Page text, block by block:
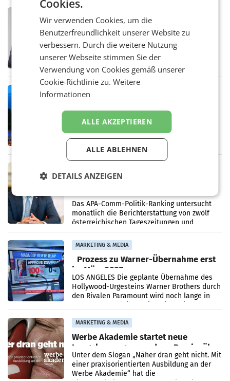
ORF III: Peter Schöber abberufen und
beurlaubt
WIEN ORF-III-Co-Geschäftsführer Peter
Schöber ist wegen Compliance-Vorwürfen
abberufen und beurlaubt worden. Der ORF
bestätigte gegenüber der APA entsprechende
Medienberichte.
Jahren Grafenegg Festival und Peter
Simonischek
Am Sonntag, dem 9. August 2026, begleitet
Lillian Moschen das Publikum ab 9.05 Uhr
durch die ORF-„Kulturmatinee“. Die Sendung
startet mit der Dokumentation „20 Jahre
Grafenegg
APA-Comm-Ranking: Christian
im Juli
Das APA-Comm-Politik-Ranking untersucht
monatlich die Berichterstattung von zwölf
österreichischen Tageszeitungen und
analysiert, welche Politikerinnen und
Politiker Österreichs die
MARKETING & MEDIA
Prozess zu Warner-Übernahme erst
im März 2027
LOS ANGELES Die geplante Übernahme des
Hollywood-Urgesteins Warner Brothers durch
den Rivalen Paramount wird noch lange in
MARKETING & MEDIA
Werbe Akademie startet neue
Imagekampagne rund um Praxisnähe
Unter dem Slogan „Näher dran geht nicht. Mit
einer praxisorientierten Ausbildung an der
Werbe Akademie“ hat die
Cookies.
Wir verwenden Cookies, um die
Benutzerfreundlichkeit unserer Website zu
verbessern. Durch die weitere Nutzung
unserer Webseite stimmen Sie der
Verwendung von Cookies gemäß unserer
Cookie-Richtlinie zu.Weitere
Informationen
ALLE AKZEPTIEREN
ALLE ABLEHNEN
DETAILS ANZEIGEN